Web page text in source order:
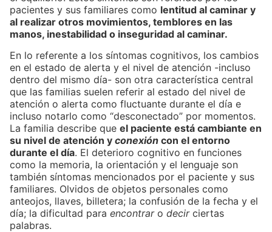
pacientes y sus familiares como lentitud al caminar y
al realizar otros movimientos, temblores en las
manos, inestabilidad o inseguridad al caminar.
En lo referente a los síntomas cognitivos, los cambios
en el estado de alerta y el nivel de atención -incluso
dentro del mismo día- son otra característica central
que las familias suelen referir al estado del nivel de
atención o alerta como fluctuante durante el día e
incluso notarlo como “desconectado” por momentos.
La familia describe que el paciente está cambiante en
su nivel de atención y conexión con el entorno
durante el día. El deterioro cognitivo en funciones
como la memoria, la orientación y el lenguaje son
también síntomas mencionados por el paciente y sus
familiares. Olvidos de objetos personales como
anteojos, llaves, billetera; la confusión de la fecha y el
día; la dificultad para encontraro decir ciertas
palabras.